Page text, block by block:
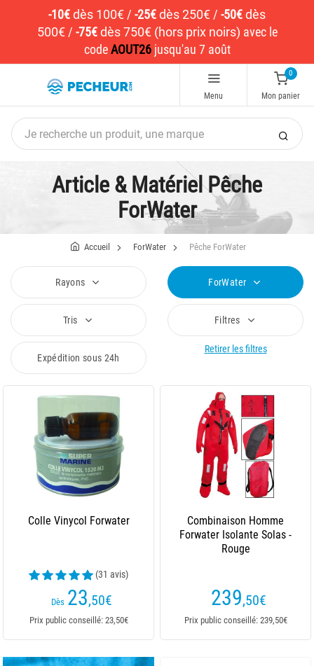
-10€dès 100€ / -25€dès 250€ / -50€dès
500€/ -75€ dès 750€ (hors prix noirs) avec le
codeAOUT26jusqu'au 7 août
Menu
0
Mon panier
Article & Matériel Pêche
ForWater
Accueil ForWater Pêche ForWater
Rayons ForWater
Tris Filtres
Expédition sous 24h
Retirer les filtres
Colle Vinycol Forwater
(31 avis)
Dès 23,50€
Prix public conseillé: 23,50€
Combinaison Homme
Forwater Isolante Solas -
Rouge
239,50€
Prix public conseillé: 239,50€